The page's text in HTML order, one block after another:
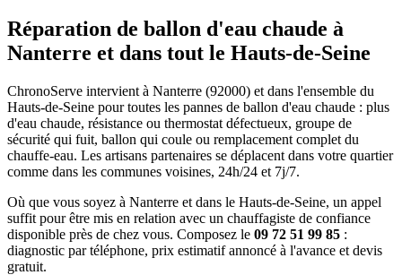
Réparation de ballon d'eau chaude à
Nanterre et dans tout le Hauts-de-Seine
ChronoServe intervient à Nanterre (92000) et dans l'ensemble du
Hauts-de-Seine pour toutes les pannes de ballon d'eau chaude : plus
d'eau chaude, résistance ou thermostat défectueux, groupe de
sécurité qui fuit, ballon qui coule ou remplacement complet du
chauffe-eau. Les artisans partenaires se déplacent dans votre quartier
comme dans les communes voisines, 24h/24 et 7j/7.
Où que vous soyez à Nanterre et dans le Hauts-de-Seine, un appel
suffit pour être mis en relation avec un chauffagiste de confiance
disponible près de chez vous. Composez le 09 72 51 99 85 :
diagnostic par téléphone, prix estimatif annoncé à l'avance et devis
gratuit.